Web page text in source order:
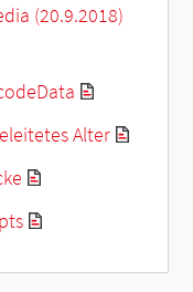
(20.9.2018)
Alter